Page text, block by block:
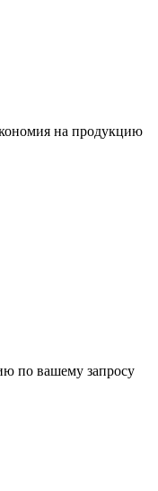
на продукцию
по вашему запросу